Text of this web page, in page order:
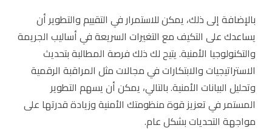
بالإضافة إلى ذلك، يمكن للاستمرار في التقييم والتطوير أن
يساعدك على التكيف مع التغيرات السريعة في أساليب الجريمة
والتكنولوجيا الأمنية. يتيح لك ذلك فرصة المطالبة بتحديث
الاستراتيجيات والابتكارات في مجالات مثل المراقبة الرقمية
وتحليل البيانات الأمنية. بالتالي، يمكن أن يسهم التطوير
المستمر في تعزيز قوة منظومتك الأمنية وزيادة قدرتها على
مواجهة التحديات بشكل عام.